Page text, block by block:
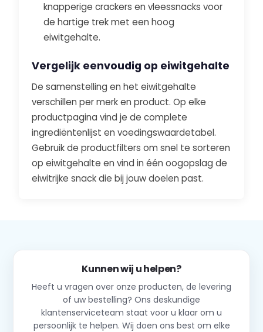
knapperige crackers en vleessnacks voor
de hartige trek met een hoog
eiwitgehalte.
Vergelijk eenvoudig op eiwitgehalte
De samenstelling en het eiwitgehalte
verschillen per merk en product. Op elke
productpagina vind je de complete
ingrediëntenlijst en voedingswaardetabel.
Gebruik de productfilters om snel te sorteren
op eiwitgehalte en vind in één oogopslag de
eiwitrijke snack die bij jouw doelen past.
Kunnen wij u helpen?
Heeft u vragen over onze producten, de levering
of uw bestelling? Ons deskundige
klantenserviceteam staat voor u klaar om u
persoonlijk te helpen. Wij doen ons best om elke